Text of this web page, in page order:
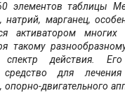
элементов таблицы
натрий, марганец,
активатором
такому
действия.
средство для
опорно-двигательного